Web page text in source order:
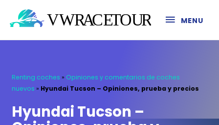
MENU
Renting coches » Opiniones y comentarios de coches
nuevos » Hyundai Tucson – Opiniones, prueba y precios
Hyundai Tucson –